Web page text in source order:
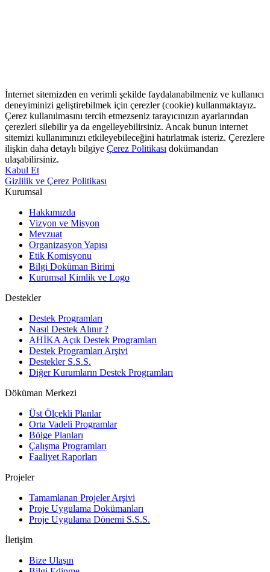
İnternet sitemizden en verimli şekilde faydalanabilmeniz ve kullanıcı
deneyiminizi geliştirebilmek için çerezler (cookie) kullanmaktayız.
Çerez kullanılmasını tercih etmezseniz tarayıcınızın ayarlarından
çerezleri silebilir ya da engelleyebilirsiniz. Ancak bunun internet
sitemizi kullanımınızı etkileyebileceğini hatırlatmak isteriz. Çerezlere
ilişkin daha detaylı bilgiye Çerez Politikası dokümandan
ulaşabilirsiniz.
Kabul Et
Gizlilik ve Çerez Politikası
Kurumsal
Hakkımızda
Vizyon ve Misyon
Mevzuat
Organizasyon Yapısı
Etik Komisyonu
Bilgi Doküman Birimi
Kurumsal Kimlik ve Logo
Destekler
Destek Programları
Nasıl Destek Alınır ?
AHİKA Açık Destek Programları
Destek Programları Arşivi
Destekler S.S.S.
Diğer Kurumların Destek Programları
Döküman Merkezi
Üst Ölçekli Planlar
Orta Vadeli Programlar
Bölge Planları
Çalışma Programları
Faaliyet Raporları
Projeler
Tamamlanan Projeler Arşivi
Proje Uygulama Dokümanları
Proje Uygulama Dönemi S.S.S.
İletişim
Bize Ulaşın